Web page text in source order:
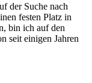
der Suche nach
festen Platz in
bin ich auf den
seit einigen Jahren